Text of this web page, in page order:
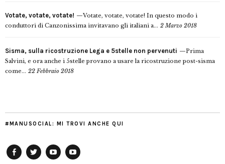
Votate, votate, votate!
Votate, votate, votate! In questo modo i
conduttori di Canzonissima invitavano gli italiani a... 2 Marzo 2018
Sisma, sulla ricostruzione Lega e 5stelle non pervenuti
Prima
Salvini, e ora anche i 5stelle provano a usare la ricostruzione post-sisma
come... 22 Febbraio 2018
#MANUSOCIAL: MI TROVI ANCHE QUI